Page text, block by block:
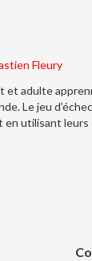
Fleury
et adulte
Le jeu
en utilisant